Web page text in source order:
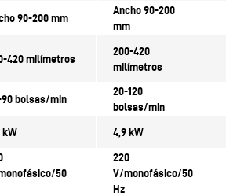
90-200 mm
Ancho 90-200
mm
420 milímetros
200-420
milímetros
bolsas/min
20-120
bolsas/min
kW 4,9 kW
50
220
V/monofásico/50
Hz